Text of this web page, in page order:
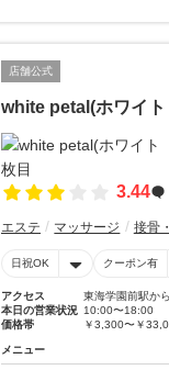
店舗公式
white petal(ホワイ
3.44
エステ マッサージ 接骨
日祝OK クーポン有
アクセス
東海学園前駅か
本日の営業状況 10:00〜18:00
価格帯
￥3,300〜￥
メニュー